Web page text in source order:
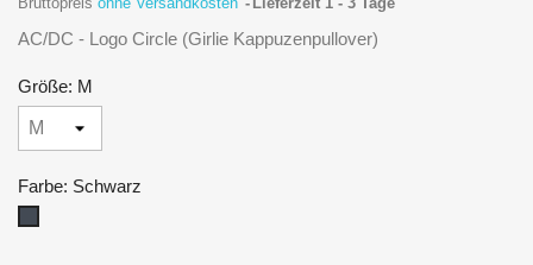
AC/DC - Logo Circle (Girlie Kappuzenpullover)
Größe: M
Farbe: Schwarz